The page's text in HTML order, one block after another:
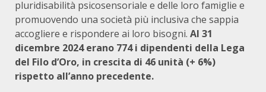
pluridisabilità psicosensoriale e delle loro famiglie e
promuovendo una società più inclusiva che sappia
accogliere e rispondere ai loro bisogni. Al 31
dicembre 2024 erano 774 i dipendenti della Lega
del Filo d’Oro, in crescita di 46 unità (+ 6%)
rispetto all’anno precedente.